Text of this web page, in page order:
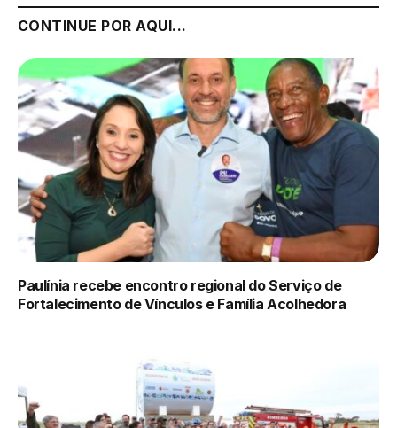
CONTINUE POR AQUI...
Paulínia recebe encontro regional do Serviço de
Fortalecimento de Vínculos e Família Acolhedora